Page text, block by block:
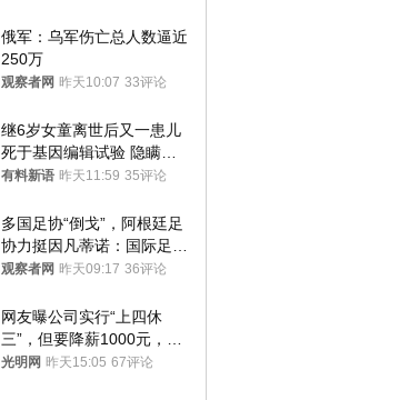
俄军：乌军伤亡总人数逼近
250万
观察者网 昨天10:07 33评论
继6岁女童离世后又一患儿
死于基因编辑试验 隐瞒一
年才对外披露
有料新语 昨天11:59 35评论
多国足协“倒戈”，阿根廷足
协力挺因凡蒂诺：国际足联
今后应继续在其领导下前行
观察者网 昨天09:17 36评论
网友曝公司实行“上四休
三”，但要降薪1000元，不
接受只能辞职
光明网 昨天15:05 67评论